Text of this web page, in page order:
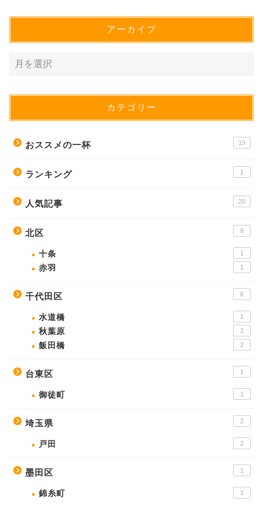
アーカイブ
カテゴリー
おススメの一杯 19
ランキング 1
人気記事 20
北区 8
十条 1
赤羽 1
千代田区 6
水道橋 1
秋葉原 2
飯田橋 2
台東区 1
御徒町 1
埼玉県 2
戸田 2
墨田区 1
錦糸町 1